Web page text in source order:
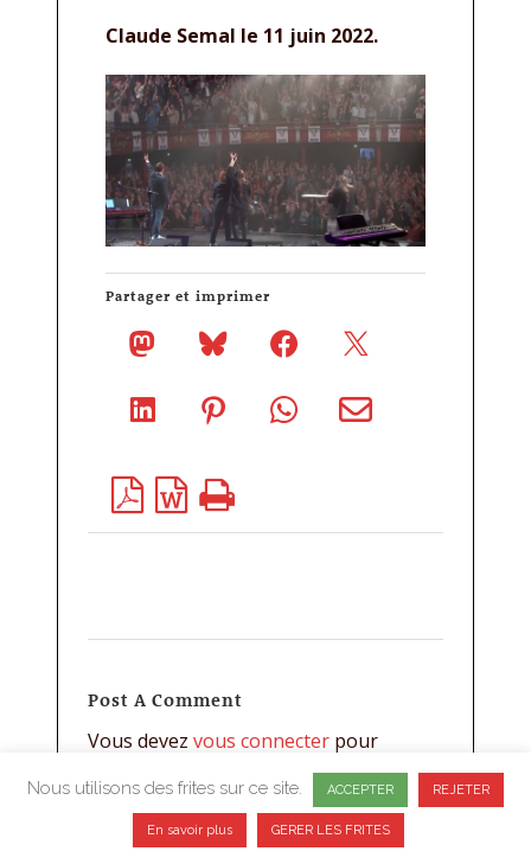
Claude Semal le 11 juin 2022.
Partager et imprimer
Post A Comment
Vous devez vous connecter pour
Nous utilisons des frites sur ce site. ACCEPTER REJETER
En savoir plus GERER LES FRITES